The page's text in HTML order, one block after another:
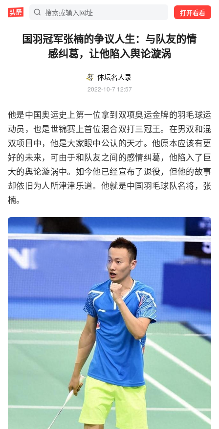
打开看看
国羽冠军张楠的争议人生：与队友的情
感纠葛，让他陷入舆论漩涡
体坛名人录
2022-10-7 12:57
他是中国奥运史上第一位拿到双项奥运金牌的羽毛球运
动员，也是世锦赛上首位混合双打三冠王。在男双和混
双项目中，他是大家眼中公认的天才。他原本应该有更
好的未来，可由于和队友之间的感情纠葛，他陷入了巨
大的舆论漩涡中。如今他已经宣布了退役，但他的故事
却依旧为人所津津乐道。他就是中国羽毛球队名将，张
楠。